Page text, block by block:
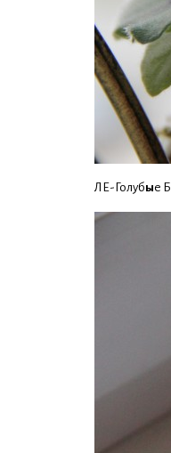
ЛЕ-Голубые Б